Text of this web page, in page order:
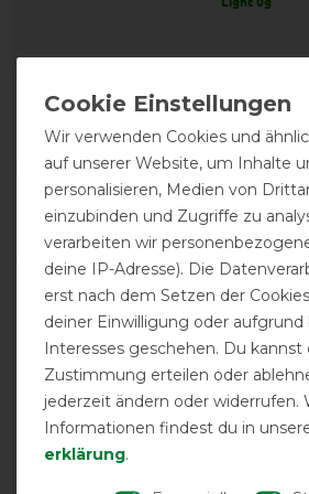
Product Reviews
10
Product Rating
4.9/5
product experience
calculated from 10
Positive
100%
Neutral
Wir verwenden Cookies und
auf unserer Website, um Inhalte
personalisieren, Medien von
einzubinden und Zugriffe zu
verarbeiten wir
deine IP-Adresse). Die
erst nach dem Setzen der
deiner Einwilligung oder
Interesses geschehen. Du kannst
Zustimmung erteilen oder
jederzeit ändern oder widerrufen.
Informationen findest du in
erklärung.